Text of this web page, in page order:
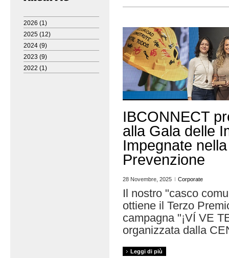
2026 (1)
2025 (12)
2024 (9)
2023 (9)
2022 (1)
IBCONNECT
alla Gala delle
Impegnate nella
Prevenzione
28 Novembre, 2025 Corporate
Il nostro "casco
ottiene il Terzo
campagna "¡VÍ VE
organizzata dalla
Leggi di più